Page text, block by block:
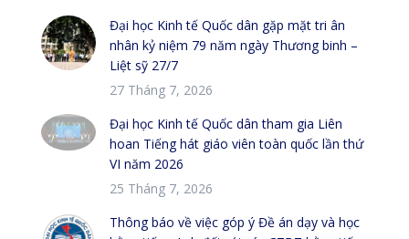
Đại học Kinh tế Quốc dân gặp mặt tri ân
nhân kỷ niệm 79 năm ngày Thương binh –
Liệt sỹ 27/7
27 Tháng 7, 2026
Đại học Kinh tế Quốc dân tham gia Liên
hoan Tiếng hát giáo viên toàn quốc lần thứ
VI năm 2026
25 Tháng 7, 2026
Thông báo về việc góp ý Đề án dạy và học